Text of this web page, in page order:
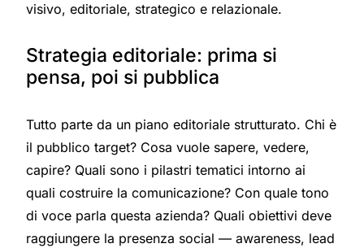
visivo, editoriale, strategico e relazionale.
Strategia editoriale: prima si
pensa, poi si pubblica
Tutto parte da un piano editoriale strutturato. Chi è
il pubblico target? Cosa vuole sapere, vedere,
capire? Quali sono i pilastri tematici intorno ai
quali costruire la comunicazione? Con quale tono
di voce parla questa azienda? Quali obiettivi deve
raggiungere la presenza social — awareness, lead